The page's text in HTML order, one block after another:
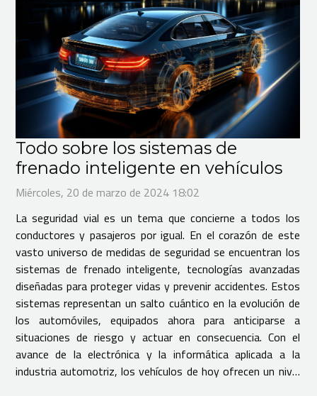
Todo sobre los sistemas de
frenado inteligente en vehículos
Miércoles, 20 de marzo de 2024 18:02
La seguridad vial es un tema que concierne a todos los
conductores y pasajeros por igual. En el corazón de este
vasto universo de medidas de seguridad se encuentran los
sistemas de frenado inteligente, tecnologías avanzadas
diseñadas para proteger vidas y prevenir accidentes. Estos
sistemas representan un salto cuántico en la evolución de
los automóviles, equipados ahora para anticiparse a
situaciones de riesgo y actuar en consecuencia. Con el
avance de la electrónica y la informática aplicada a la
industria automotriz, los vehículos de hoy ofrecen un nivel